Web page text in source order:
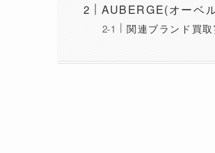
AUBERGE(オーベ
関連ブランド買